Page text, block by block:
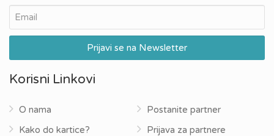
Korisni Linkovi
O nama
Kako do kartice?
Postanite partner
Prijava za partnere